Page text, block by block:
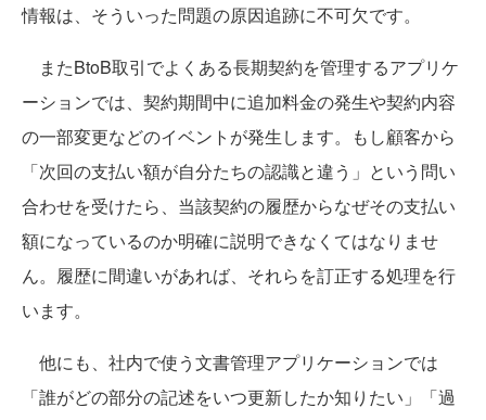
情報は、そういった問題の原因追跡に不可欠です。
またBtoB取引でよくある長期契約を管理するアプリケ
ーションでは、契約期間中に追加料金の発生や契約内容
の一部変更などのイベントが発生します。もし顧客から
「次回の支払い額が自分たちの認識と違う」という問い
合わせを受けたら、当該契約の履歴からなぜその支払い
額になっているのか明確に説明できなくてはなりませ
ん。履歴に間違いがあれば、それらを訂正する処理を行
います。
他にも、社内で使う文書管理アプリケーションでは
「誰がどの部分の記述をいつ更新したか知りたい」「過